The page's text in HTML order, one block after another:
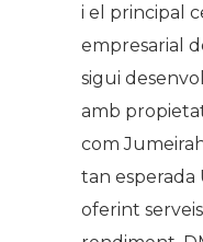
i el principal
empresarial
sigui
amb
com
tan esperada
oferint